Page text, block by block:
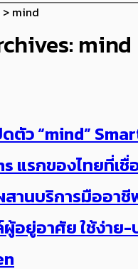
> mind
mind
ดตัว “mind”
แรกของไทยที่เ
านบริการมืออา
อยู่อาศัย ใช้ง่าย